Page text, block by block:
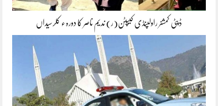
ڈپٹی کمشنر راولپنڈی کیپٹن(ر) ندیم ناصر کا دورہء کلرسیداں